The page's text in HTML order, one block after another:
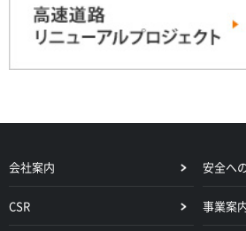
会社案内 安全へ
CSR 事業案